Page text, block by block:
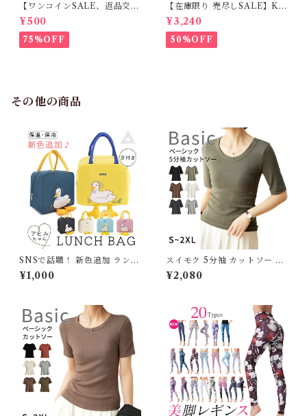
【ワンコインSALE、返品交換
不可】KM171SK フレンチブ
ルドック 犬服 女の子 ピンク
スカート
¥500
75%OFF
【在庫限り 売尽しSALE】K
M952Tダウンベスト 100%ダ
ウン・フェザー 犬 犬服 ダウン
ジャケット ベスト フレンチブ
ルドッグ 冬服 極暖 暖かい 可
¥3,240
50%OFF
その他の商品
SNSで話題！ 新色追加 ランチ
バッグ ランチトート 保冷バッ
グ 保温バッグ 保冷 おしゃれ
ジャー マチ 広い カワイイ 可
愛い アヒル ふわふわ レディー
ス プレゼント ベージュ イエロ
ー ピンク ブルー G284
¥1,000
スイモク 5分袖 カットソー T
シャツ レディース トップス リ
ブ デイリー 五分袖 半袖 肌触
透けにくい 透けない オフィス
スーツ シンプル カーキ 5683
037【水沐良品】
¥2,080